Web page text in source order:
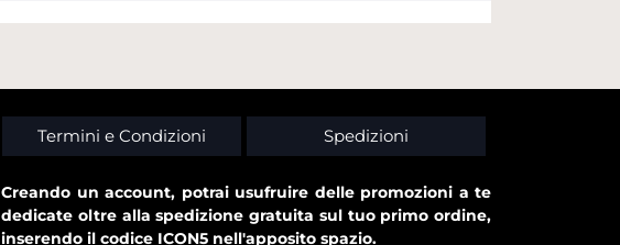
Termini e Condizioni Spedizioni
Creando un account, potrai usufruire delle promozioni a te
dedicate oltre alla spedizione gratuita sul tuo primo ordine,
inserendo il codice ICON5 nell'apposito spazio.